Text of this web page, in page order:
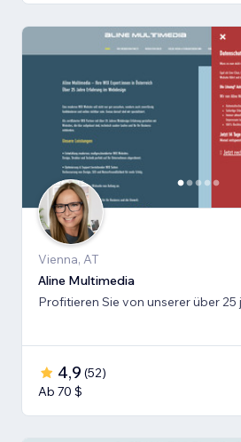
Vienna, AT
Aline Multimedia
Profitieren Sie von unserer über 25
4,9 (52)
Ab 70 $